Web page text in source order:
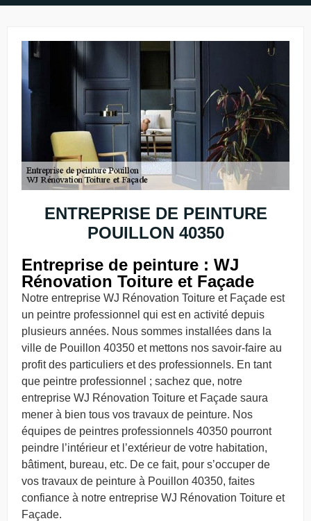
ENTREPRISE DE PEINTURE
POUILLON 40350
Entreprise de peinture : WJ
Rénovation Toiture et Façade
Notre entreprise WJ Rénovation Toiture et Façade est
un peintre professionnel qui est en activité depuis
plusieurs années. Nous sommes installées dans la
ville de Pouillon 40350 et mettons nos savoir-faire au
profit des particuliers et des professionnels. En tant
que peintre professionnel ; sachez que, notre
entreprise WJ Rénovation Toiture et Façade saura
mener à bien tous vos travaux de peinture. Nos
équipes de peintres professionnels 40350 pourront
peindre l’intérieur et l’extérieur de votre habitation,
bâtiment, bureau, etc. De ce fait, pour s’occuper de
vos travaux de peinture à Pouillon 40350, faites
confiance à notre entreprise WJ Rénovation Toiture et
Façade.